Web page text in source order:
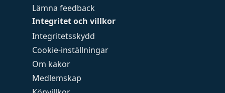
Lämna feedback
Integritet och villkor
Integritetsskydd
Cookie-inställningar
Om kakor
Medlemskap